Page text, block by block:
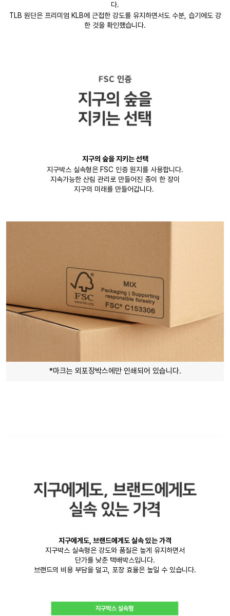
다.
TLB 원단은 프리미엄 KLB에 근접한 강도를 유지하면서도 수분, 습기에도 강
한 것을 확인했습니다.
지구의 숲을 지키는 선택
지구박스 실속형은 FSC 인증 원지를 사용합니다.
지속가능한 산림 관리로 만들어진 종이 한 장이
지구의 미래를 만들어갑니다.
*마크는 외포장박스에만 인쇄되어 있습니다.
지구에게도, 브랜드에게도 실속 있는 가격
지구박스 실속형은 강도와 품질은 높게 유지하면서
단가를 낮춘 택배박스입니다.
브랜드의 비용 부담을 덜고, 포장 효율은 높일 수 있습니다.